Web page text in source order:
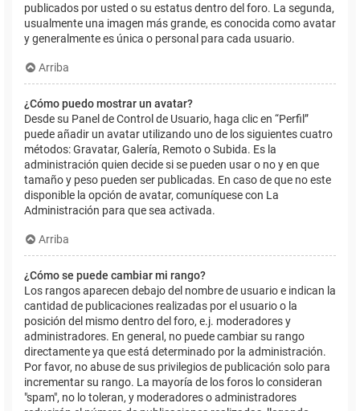
publicados por usted o su estatus dentro del foro. La segunda,
usualmente una imagen más grande, es conocida como avatar
y generalmente es única o personal para cada usuario.
Arriba
¿Cómo puedo mostrar un avatar?
Desde su Panel de Control de Usuario, haga clic en “Perfil”
puede añadir un avatar utilizando uno de los siguientes cuatro
métodos: Gravatar, Galería, Remoto o Subida. Es la
administración quien decide si se pueden usar o no y en que
tamaño y peso pueden ser publicadas. En caso de que no este
disponible la opción de avatar, comuníquese con La
Administración para que sea activada.
Arriba
¿Cómo se puede cambiar mi rango?
Los rangos aparecen debajo del nombre de usuario e indican la
cantidad de publicaciones realizadas por el usuario o la
posición del mismo dentro del foro, e.j. moderadores y
administradores. En general, no puede cambiar su rango
directamente ya que está determinado por la administración.
Por favor, no abuse de sus privilegios de publicación solo para
incrementar su rango. La mayoría de los foros lo consideran
"spam", no lo toleran, y moderadores o administradores